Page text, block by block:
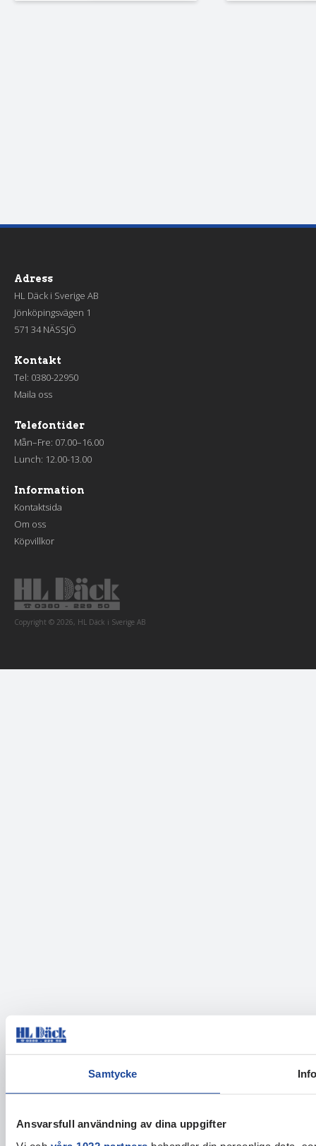
Samtycke
Ansvarsfull användning av dina uppgifter
Adress
HL Däck i Sverige AB
Jönköpingsvägen 1
571 34 NÄSSJÖ
Kontakt
Tel: 0380-22950
Maila oss
Telefontider
Mån–Fre: 07.00–16.00
Lunch: 12.00-13.00
Information
Kontaktsida
Om oss
Köpvillkor
Copyright © 2026, HL Däck i Sverige AB